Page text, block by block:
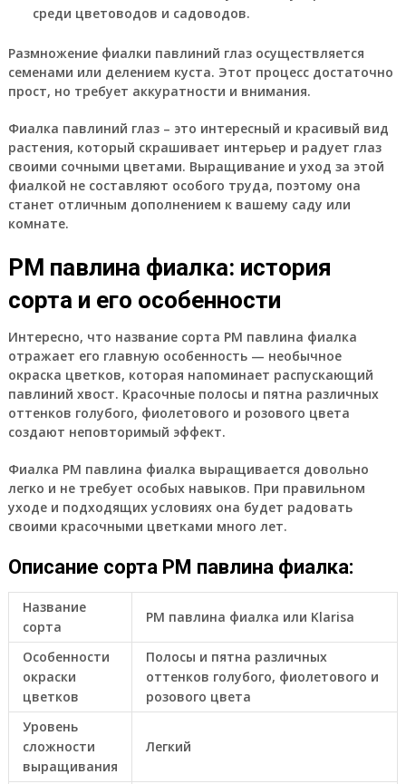
среди цветоводов и садоводов.
Размножение фиалки павлиний глаз осуществляется
семенами или делением куста. Этот процесс достаточно
прост, но требует аккуратности и внимания.
Фиалка павлиний глаз – это интересный и красивый вид
растения, который скрашивает интерьер и радует глаз
своими сочными цветами. Выращивание и уход за этой
фиалкой не составляют особого труда, поэтому она
станет отличным дополнением к вашему саду или
комнате.
РМ павлина фиалка: история
сорта и его особенности
Интересно, что название сорта РМ павлина фиалка
отражает его главную особенность — необычное
окраска цветков, которая напоминает распускающий
павлиний хвост. Красочные полосы и пятна различных
оттенков голубого, фиолетового и розового цвета
создают неповторимый эффект.
Фиалка РМ павлина фиалка выращивается довольно
легко и не требует особых навыков. При правильном
уходе и подходящих условиях она будет радовать
своими красочными цветками много лет.
Описание сорта РМ павлина фиалка:
Название
сорта
РМ павлина фиалка или Klarisa
Особенности
окраски
цветков
Полосы и пятна различных
оттенков голубого, фиолетового и
розового цвета
Уровень
сложности
выращивания
Легкий